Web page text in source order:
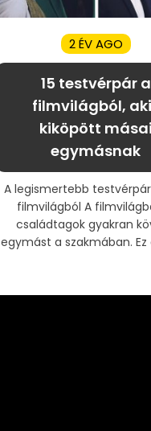
2 ÉV AGO
15 testvérpár a
filmvilágból,
kiköpött másai
egymásnak
A legismertebb
filmvilágból A
családtagok gyakran
egymást a szakmában. Ez